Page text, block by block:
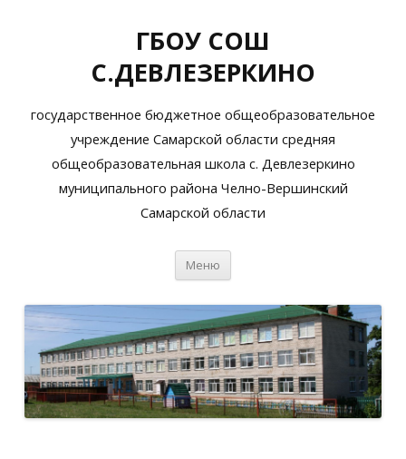
ГБОУ СОШ
С.ДЕВЛЕЗЕРКИНО
государственное бюджетное общеобразовательное
учреждение Самарской области средняя
общеобразовательная школа с. Девлезеркино
муниципального района Челно-Вершинский
Самарской области
Меню